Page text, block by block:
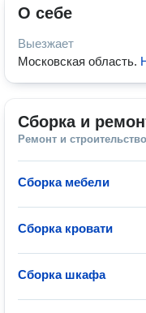
О себе
Выезжает
Московская область.
Сборка и
Ремонт и строительство
Сборка мебели
Сборка кровати
Сборка шкафа